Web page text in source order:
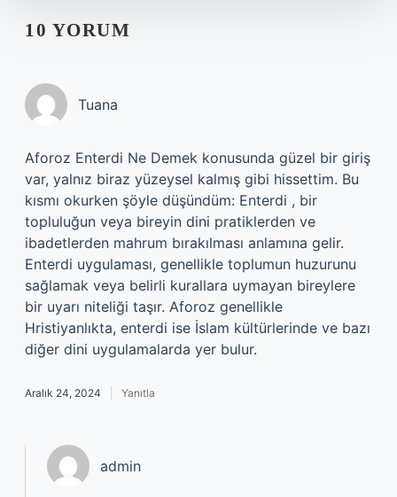
10 YORUM
Tuana
Aforoz Enterdi Ne Demek konusunda güzel bir giriş
var, yalnız biraz yüzeysel kalmış gibi hissettim. Bu
kısmı okurken şöyle düşündüm: Enterdi , bir
topluluğun veya bireyin dini pratiklerden ve
ibadetlerden mahrum bırakılması anlamına gelir.
Enterdi uygulaması, genellikle toplumun huzurunu
sağlamak veya belirli kurallara uymayan bireylere
bir uyarı niteliği taşır. Aforoz genellikle
Hristiyanlıkta, enterdi ise İslam kültürlerinde ve bazı
diğer dini uygulamalarda yer bulur.
Aralık 24, 2024 Yanıtla
admin